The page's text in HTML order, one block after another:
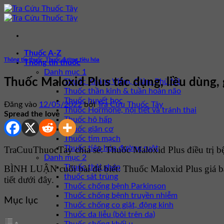
Bỏ
qua
dung
Thuốc A-Z
Thông tin thuốc
Danh mục 1
Thuốc Kháng Viêm, Giảm Phù Nề
Thuốc thần kinh & tuần hoàn não
Thuốc huyết học
Thuốc Hormone, nội tiết và tránh thai
Thuốc hô hấp
Thuốc giãn cơ
Thuốc tim mạch
Thuốc tiêu hóa đường ruột
Danh mục 2
Thuốc thải ghép
thuốc sát trùng
Thuốc chống bệnh Parkinson
Thuốc chống bệnh truyền nhiễm
Thuốc chống co giật, động kinh
Thuốc da liễu (bôi trên da)
Thông tin thuốc Thuốc đường tiêu hóa
Thuốc Maloxid Plus tác dụng, liều dùng,
Đăng vào 12/05/2022 bởiTra Cứu Thuốc Tây
Spread the love
TraCuuThuocTay chia sẻ: Thuốc Maloxid Plus điều trị
BÌNH LUẬN cuối bài để biết: Thuốc Maloxid Plus giá
tiết dưới đây.
Mục lục